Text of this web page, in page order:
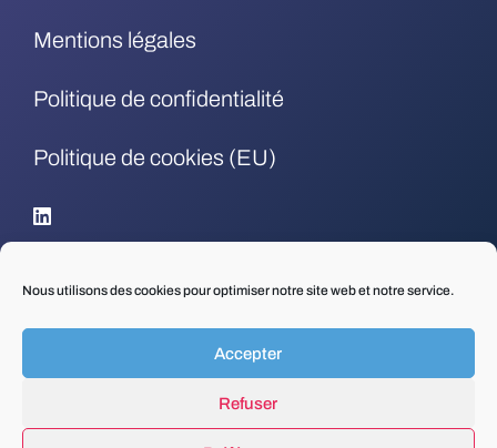
Nous utilisons des cookies pour optimiser notre site web et notre service.
Accepter
Refuser
Mentions légales
Politique de confidentialité
Politique de cookies (EU)